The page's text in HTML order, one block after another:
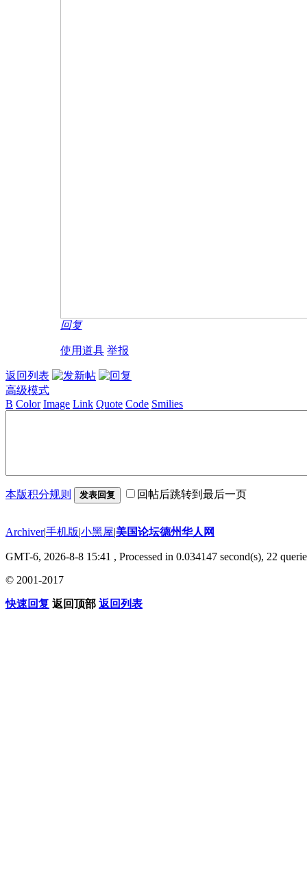
回复
使用道具 举报
返回列表
高级模式
B Color Image Link Quote Code Smilies
本版积分规则 发表回复 回帖后跳转到最后一页
Archiver|手机版|小黑屋|美国论坛德州华人网
GMT-6, 2026-8-8 15:41 , Processed in 0.034147 second(s), 22
© 2001-2017
快速回复 返回顶部 返回列表